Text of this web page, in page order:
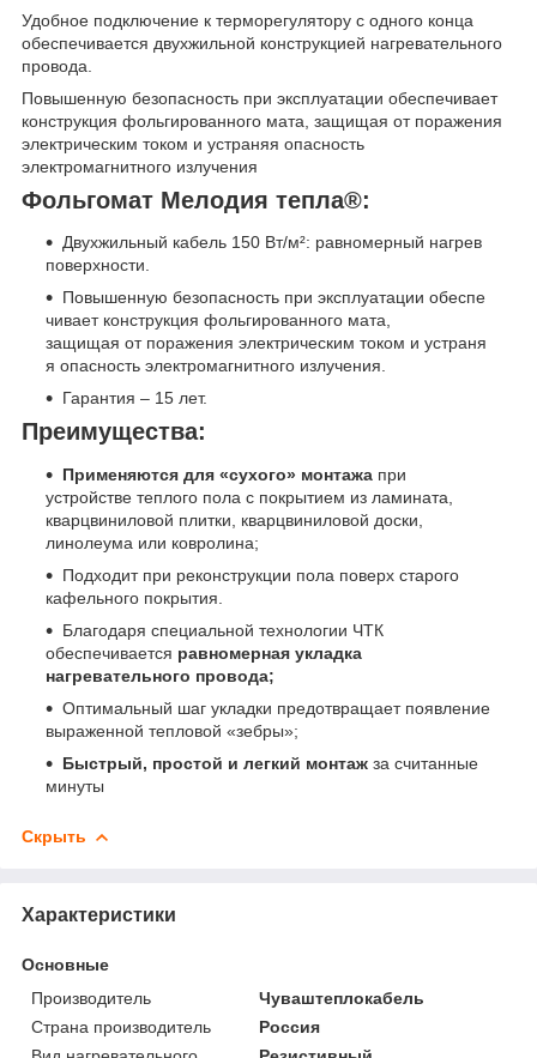
Удобное подключение к терморегулятору с одного конца
обеспечивается двухжильной конструкцией нагревательного
провода.
Повышенную безопасность при эксплуатации обеспечивает
конструкция фольгированного мата, защищая от поражения
электрическим током и устраняя опасность
электромагнитного излучения
Фольгомат Мелодия тепла®:
Двухжильный кабель 150 Вт/м²: равномерный нагрев
поверхности.
Повышенную безопасность при эксплуатации обеспе
чивает конструкция фольгированного мата,
защищая от поражения электрическим током и устраня
я опасность электромагнитного излучения.
Гарантия – 15 лет.
Преимущества:
Применяются для «сухого» монтажа при
устройстве теплого пола с покрытием из ламината,
кварцвиниловой плитки, кварцвиниловой доски,
линолеума или ковролина;
Подходит при реконструкции пола поверх старого
кафельного покрытия.
Благодаря специальной технологии ЧТК
обеспечивается равномерная укладка
нагревательного провода;
Оптимальный шаг укладки предотвращает появление
выраженной тепловой «зебры»;
Быстрый, простой и легкий монтаж за считанные
минуты
Скрыть
Характеристики
Основные
Производитель
Чуваштеплокабель
Страна производитель
Россия